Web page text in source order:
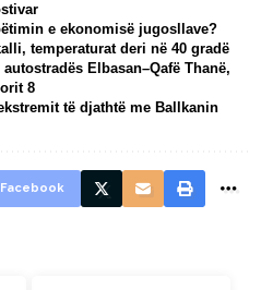
e ekonomisë jugosllave?
temperaturat deri në 40 gradë
Elbasan–Qafë Thanë,
8
të djathtë me Ballkanin
Facebook